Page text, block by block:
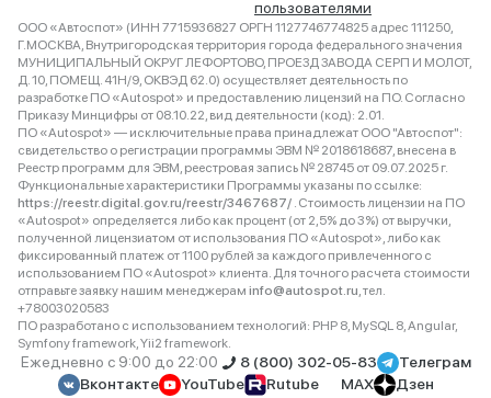
пользователями
ООО «Автоспот» (ИНН 7715936827 ОРГН 1127746774825 адрес 111250,
Г.МОСКВА, Внутригородская территория города федерального значения
МУНИЦИПАЛЬНЫЙ ОКРУГ ЛЕФОРТОВО, ПРОЕЗД ЗАВОДА СЕРП И МОЛОТ,
Д. 10, ПОМЕЩ. 41Н/9, ОКВЭД 62.0) осуществляет деятельность по
разработке ПО «Autospot» и предоставлению лицензий на ПО. Согласно
Приказу Минцифры от 08.10.22, вид деятельности (код): 2.01.
ПО «Autospot» — исключительные права принадлежат ООО "Автоспот":
свидетельство о регистрации программы ЭВМ № 2018618687, внесена в
Реестр программ для ЭВМ, реестровая запись № 28745 от 09.07.2025 г.
Функциональные характеристики Программы указаны по ссылке:
https://reestr.digital.gov.ru/reestr/3467687/ . Стоимость лицензии на ПО
«Autospot» определяется либо как процент (от 2,5% до 3%) от выручки,
полученной лицензиатом от использования ПО «Autospot», либо как
фиксированный платеж от 1100 рублей за каждого привлеченного с
использованием ПО «Autospot» клиента. Для точного расчета стоимости
отправьте заявку нашим менеджерам info@autospot.ru, тел.
+78003020583
ПО разработано с использованием технологий: PHP 8, MySQL 8, Angular,
Symfony framework, Yii2 framework.
Ежедневно с 9:00 до 22:00 8 (800) 302-05-83
Телеграм
Вконтакте
YouTube Rutube MAX
Дзен